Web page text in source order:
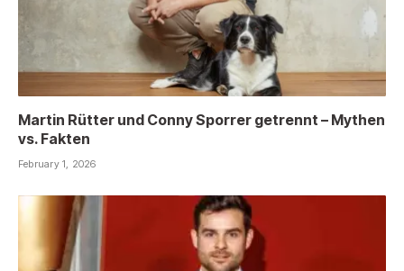
Martin Rütter und Conny Sporrer getrennt – Mythen
vs. Fakten
February 1, 2026